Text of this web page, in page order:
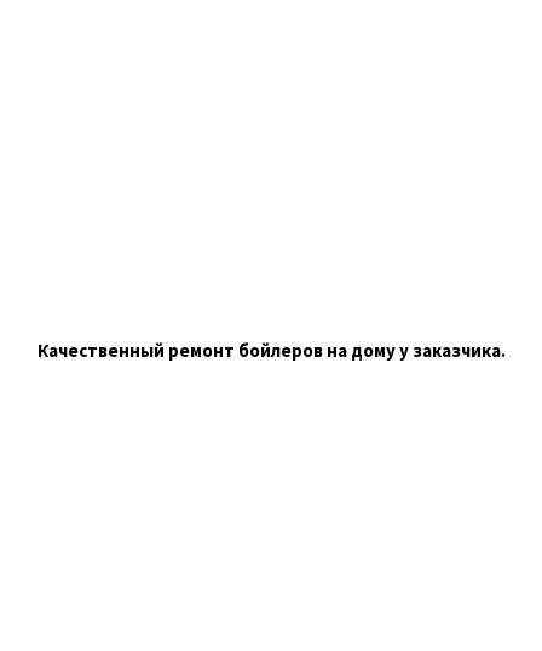
Качественный ремонт бойлеров на дому у заказчика.